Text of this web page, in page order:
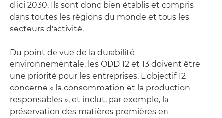
d'ici 2030. Ils sont donc bien établis et compris
dans toutes les régions du monde et tous les
secteurs d'activité.
Du point de vue de la durabilité
environnementale, les ODD 12 et 13 doivent être
une priorité pour les entreprises. L'objectif 12
concerne « la consommation et la production
responsables », et inclut, par exemple, la
préservation des matières premières en